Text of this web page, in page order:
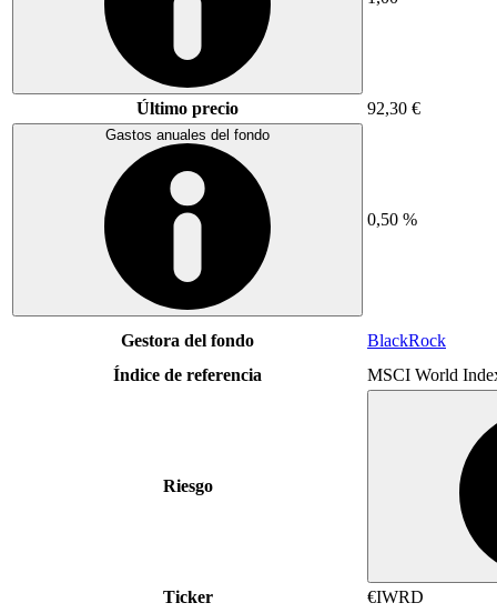
Último precio 92,30 €
Gastos anuales del fondo
0,50 %
Gestora del fondo
BlackRock
Índice de referencia
MSCI World
Riesgo
Ticker
€IWRD